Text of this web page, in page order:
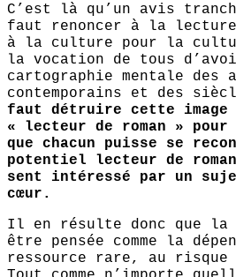
C’est là qu’un avis
faut renoncer à la
à la culture pour la
la vocation de tous
cartographie mentale des
contemporains et des
faut détruire cette image
« lecteur de roman »
que chacun puisse se
potentiel lecteur de
sent intéressé par un
cœur.
Il en résulte donc que la
être pensée comme la
ressource rare, au